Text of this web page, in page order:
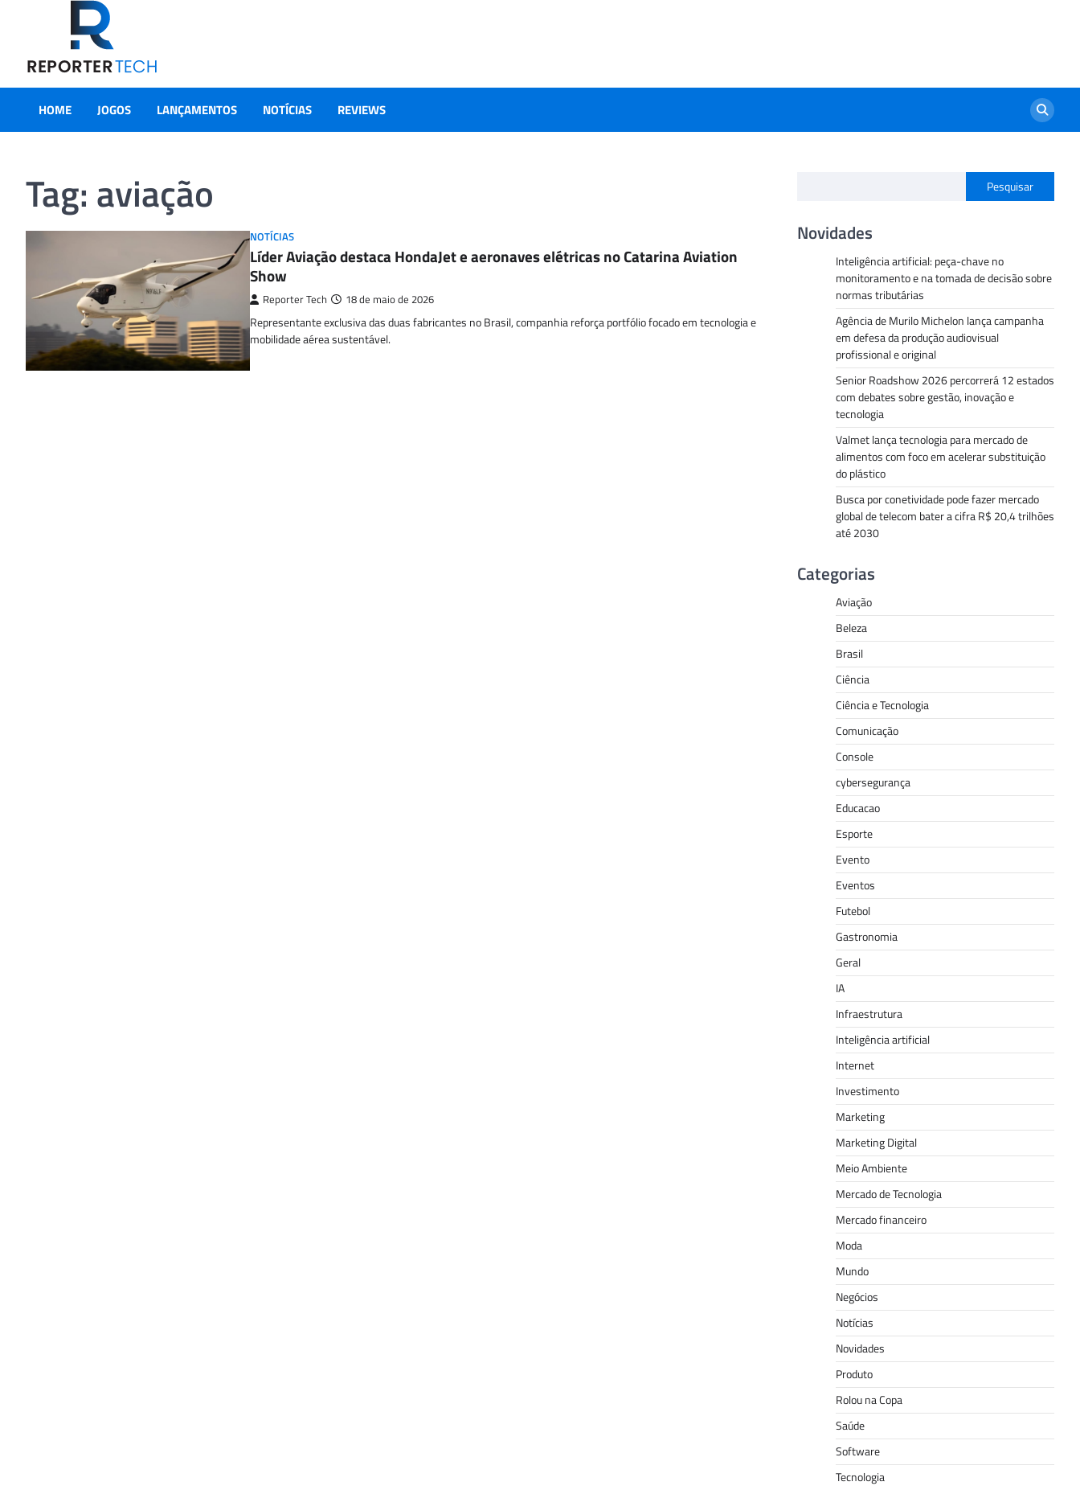
HOME JOGOS LANÇAMENTOS NOTÍCIAS REVIEWS
Tag: aviação
NOTÍCIAS
Líder Aviação destaca HondaJet e aeronaves elétricas no Catarina Aviation
Show
Reporter Tech 18 de maio de 2026
Representante exclusiva das duas fabricantes no Brasil, companhia reforça portfólio focado em tecnologia e
mobilidade aérea sustentável.
Pesquisar
Novidades
Inteligência artificial: peça-chave no
monitoramento e na tomada de decisão sobre
normas tributárias
Agência de Murilo Michelon lança campanha
em defesa da produção audiovisual
profissional e original
Senior Roadshow 2026 percorrerá 12 estados
com debates sobre gestão, inovação e
tecnologia
Valmet lança tecnologia para mercado de
alimentos com foco em acelerar substituição
do plástico
Busca por conetividade pode fazer mercado
global de telecom bater a cifra R$ 20,4 trilhões
até 2030
Categorias
Aviação
Beleza
Brasil
Ciência
Ciência e Tecnologia
Comunicação
Console
cybersegurança
Educacao
Esporte
Evento
Eventos
Futebol
Gastronomia
Geral
IA
Infraestrutura
Inteligência artificial
Internet
Investimento
Marketing
Marketing Digital
Meio Ambiente
Mercado de Tecnologia
Mercado financeiro
Moda
Mundo
Negócios
Notícias
Novidades
Produto
Rolou na Copa
Saúde
Software
Tecnologia